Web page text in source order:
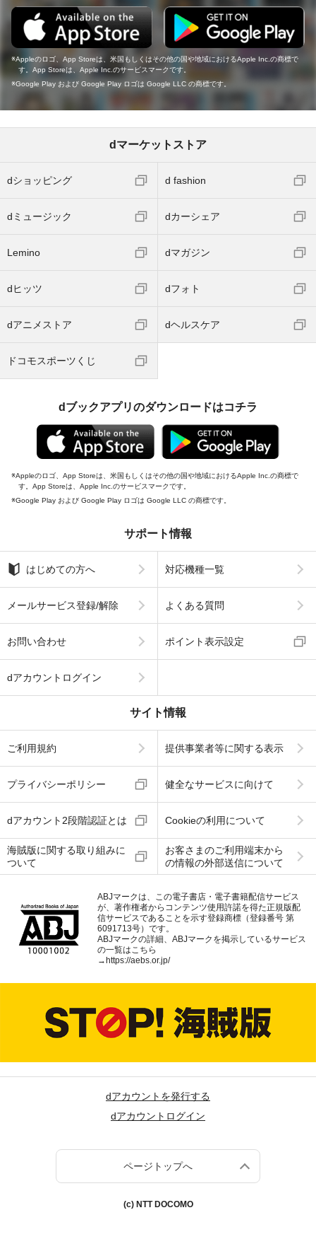
Appleのロゴ、App Storeは、米国もしくはその他の国や地域におけるApple Inc.の商標で
す。App Storeは、Apple Inc.のサービスマークです。
Google Play および Google Play ロゴは Google LLC の商標です。
dマーケットストア
dショッピング d fashion
dミュージック dカーシェア
Lemino dマガジン
dヒッツ dフォト
dアニメストア dヘルスケア
ドコモスポーツくじ
dブックアプリのダウンロードはコチラ
Appleのロゴ、App Storeは、米国もしくはその他の国や地域におけるApple Inc.の商標で
す。App Storeは、Apple Inc.のサービスマークです。
Google Play および Google Play ロゴは Google LLC の商標です。
サポート情報
はじめての方へ 対応機種一覧
メールサービス登録/解除 よくある質問
お問い合わせ ポイント表示設定
dアカウントログイン
サイト情報
ご利用規約 提供事業者等に関する表示
プライバシーポリシー 健全なサービスに向けて
dアカウント2段階認証とは Cookieの利用について
海賊版に関する取り組みに
ついて
お客さまのご利用端末から
の情報の外部送信について
ABJマークは、この電子書店・電子書籍配信サービス
が、著作権者からコンテンツ使用許諾を得た正規版配
信サービスであることを示す登録商標（登録番号 第
6091713号）です。
ABJマークの詳細、ABJマークを掲示しているサービス
の一覧はこちら
→ https://aebs.or.jp/
dアカウントを発行する
dアカウントログイン
ページトップへ
(c) NTT DOCOMO